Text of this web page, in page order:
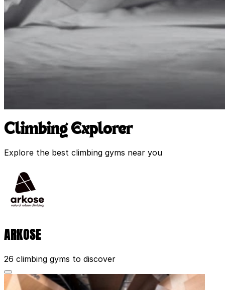
Climbing Explorer
Explore the best climbing gyms near you
ARKOSE
26 climbing gyms to discover